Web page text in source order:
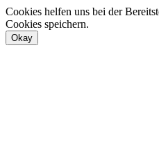
Cookies helfen uns bei der
Cookies speichern.